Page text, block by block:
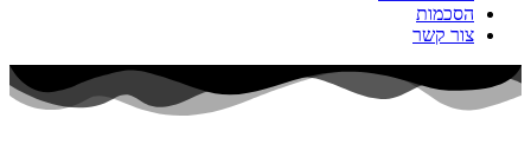
הסכמות
צור קשר